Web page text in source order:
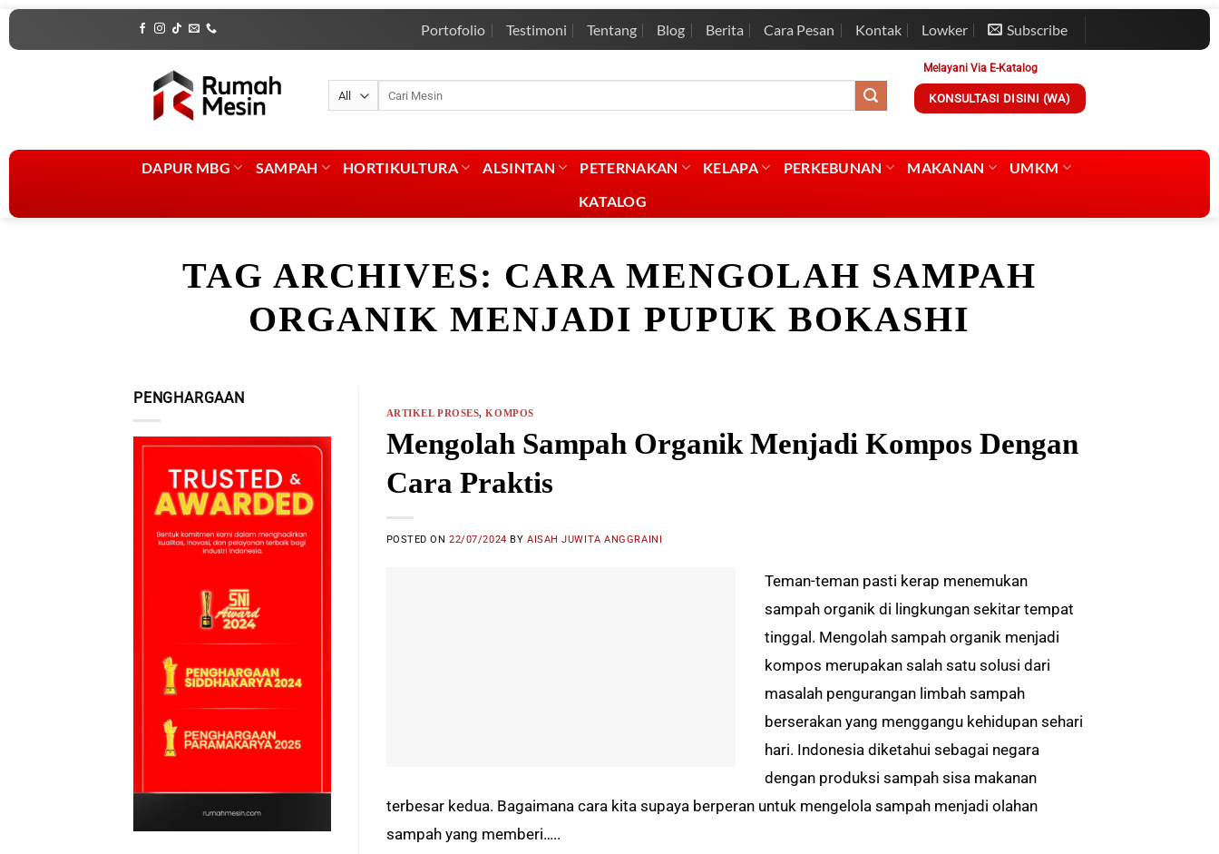
Skip
content
Portofolio Testimoni Tentang Blog Berita Cara Pesan Kontak Lowker Subscribe
Melayani Via E-Katalog
KONSULTASI DISINI (WA)
DAPUR MBG SAMPAH HORTIKULTURA ALSINTAN PETERNAKAN KELAPA PERKEBUNAN MAKANAN
UMKM
KATALOG
TAG ARCHIVES: CARA MENGOLAH SAMPAH
ORGANIK MENJADI PUPUK BOKASHI
PENGHARGAAN
ARTIKEL PROSES,KOMPOS
Mengolah Sampah Organik Menjadi Kompos Dengan
Cara Praktis
POSTED ON22/07/2024 BY AISAH JUWITA ANGGRAINI
Teman-teman pasti kerap menemukan
sampah organik di lingkungan sekitar tempat
tinggal. Mengolah sampah organik menjadi
kompos merupakan salah satu solusi dari
masalah pengurangan limbah sampah
berserakan yang menggangu kehidupan sehari
hari. Indonesia diketahui sebagai negara
dengan produksi sampah sisa makanan
terbesar kedua. Bagaimana cara kita supaya berperan untuk mengelola sampah menjadi olahan
sampah yang memberi…..